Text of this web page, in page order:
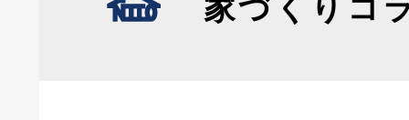
家づくりコ